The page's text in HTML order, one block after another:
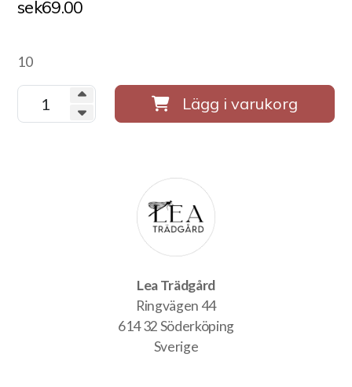
sek69.00
10
Lägg i varukorg
Lea Trädgård
Ringvägen 44
614 32 Söderköping
Sverige